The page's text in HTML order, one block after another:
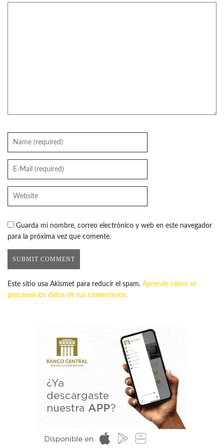
Guarda mi nombre, correo electrónico y web en este navegador
para la próxima vez que comente.
Este sitio usa Akismet para reducir el spam. Aprende cómo se
procesan los datos de tus comentarios.